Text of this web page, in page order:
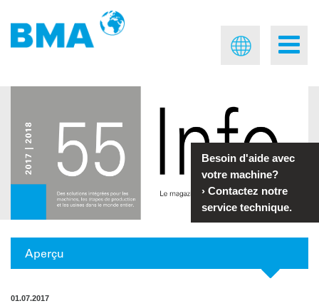
Aperçu
01.07.2017
Besoin d'aide avec
votre machine?
› Contactez notre
service technique.